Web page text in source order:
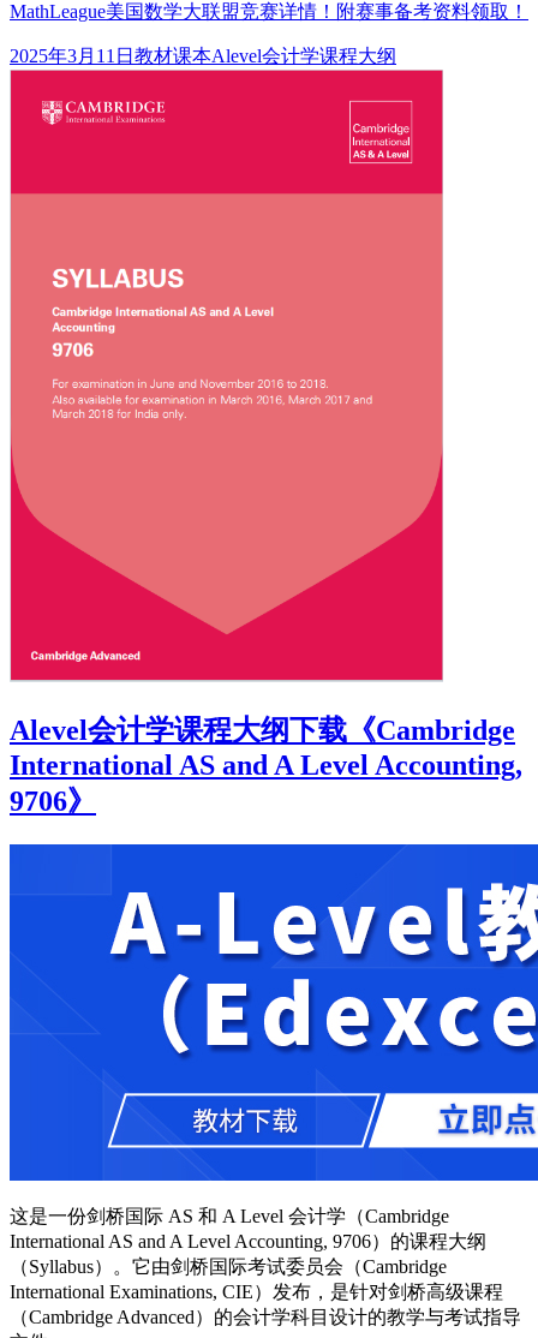
MathLeague美国数学大联盟竞赛详情！附赛事备考资料领取！
发
2025年3月11日 分
教材课本标
Alevel会计学课程大纲
Alevel会计学课程大纲下载《Cambridge
International AS and A Level Accounting,
9706》
这是一份剑桥国际 AS 和 A Level 会计学（Cambridge
International AS and A Level Accounting, 9706）的课程大纲
（Syllabus）。它由剑桥国际考试委员会（Cambridge
International Examinations, CIE）发布，是针对剑桥高级课程
（Cambridge Advanced）的会计学科目设计的教学与考试指导